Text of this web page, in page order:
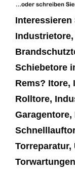
Schiebetore
Rems? Itore,
Rolltore,
Torreparatur,